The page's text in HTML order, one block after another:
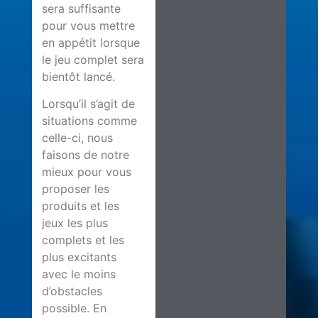
sera suffisante
pour vous mettre
en appétit lorsque
le jeu complet sera
bientôt lancé.
Lorsqu’il s’agit de
situations comme
celle-ci, nous
faisons de notre
mieux pour vous
proposer les
produits et les
jeux les plus
complets et les
plus excitants
avec le moins
d’obstacles
possible. En